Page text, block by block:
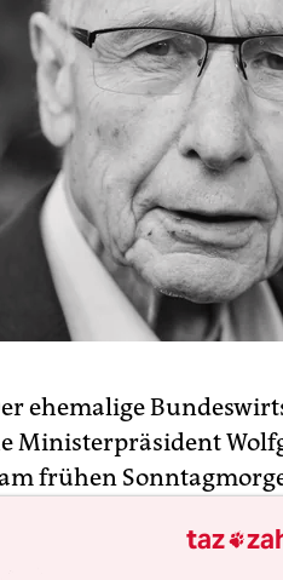
ehemalige
Ministerpräsident
frühen
dem Familienkreis.
taz 